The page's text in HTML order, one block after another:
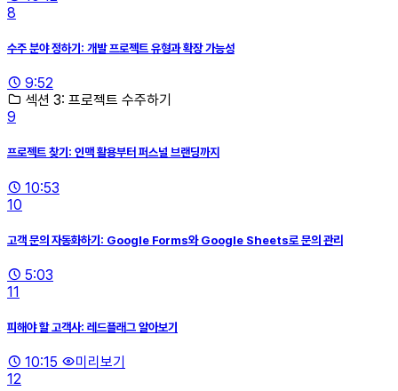
8
수주 분야 정하기: 개발 프로젝트 유형과 확장 가능성
9:52
섹션 3: 프로젝트 수주하기
9
프로젝트 찾기: 인맥 활용부터 퍼스널 브랜딩까지
10:53
10
고객 문의 자동화하기: Google Forms와 Google Sheets로 문의 관리
5:03
11
피해야 할 고객사: 레드플래그 알아보기
10:15
미리보기
12